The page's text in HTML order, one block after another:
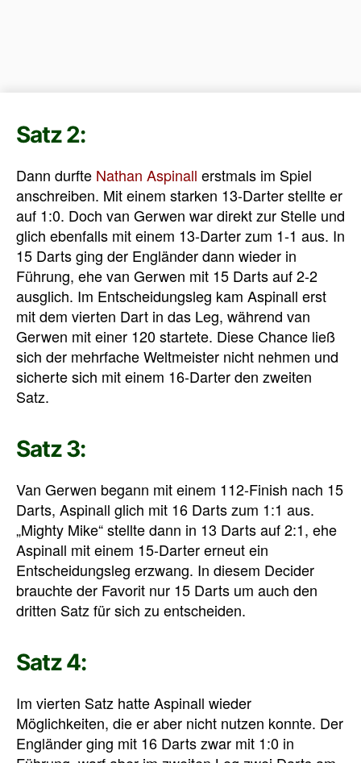
Satz 2:
Dann durfte Nathan Aspinall erstmals im Spiel
anschreiben. Mit einem starken 13-Darter stellte er
auf 1:0. Doch van Gerwen war direkt zur Stelle und
glich ebenfalls mit einem 13-Darter zum 1-1 aus. In
15 Darts ging der Engländer dann wieder in
Führung, ehe van Gerwen mit 15 Darts auf 2-2
ausglich. Im Entscheidungsleg kam Aspinall erst
mit dem vierten Dart in das Leg, während van
Gerwen mit einer 120 startete. Diese Chance ließ
sich der mehrfache Weltmeister nicht nehmen und
sicherte sich mit einem 16-Darter den zweiten
Satz.
Satz 3:
Van Gerwen begann mit einem 112-Finish nach 15
Darts, Aspinall glich mit 16 Darts zum 1:1 aus.
„Mighty Mike“ stellte dann in 13 Darts auf 2:1, ehe
Aspinall mit einem 15-Darter erneut ein
Entscheidungsleg erzwang. In diesem Decider
brauchte der Favorit nur 15 Darts um auch den
dritten Satz für sich zu entscheiden.
Satz 4:
Im vierten Satz hatte Aspinall wieder
Möglichkeiten, die er aber nicht nutzen konnte. Der
Engländer ging mit 16 Darts zwar mit 1:0 in